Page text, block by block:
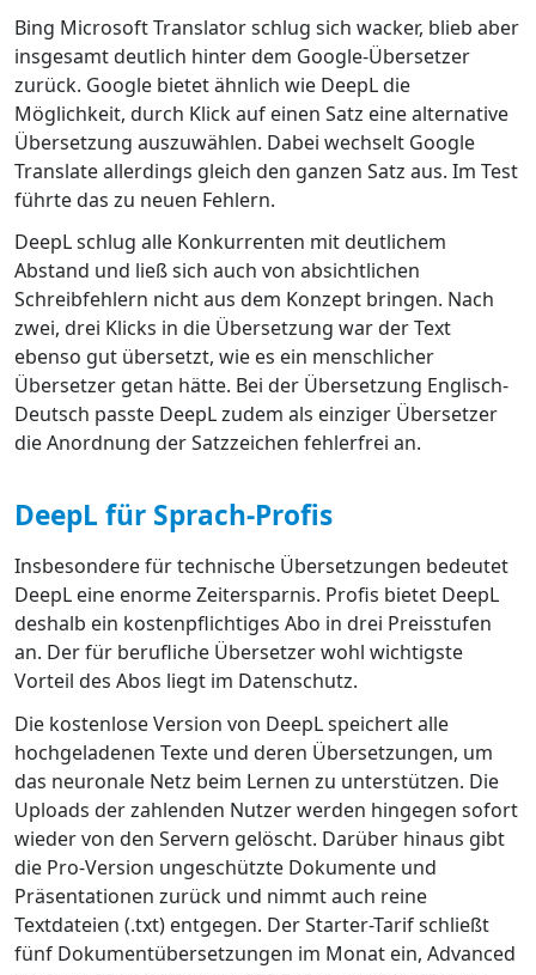
Bing Microsoft Translator schlug sich wacker, blieb aber
insgesamt deutlich hinter dem Google-Übersetzer
zurück. Google bietet ähnlich wie DeepL die
Möglichkeit, durch Klick auf einen Satz eine alternative
Übersetzung auszuwählen. Dabei wechselt Google
Translate allerdings gleich den ganzen Satz aus. Im Test
führte das zu neuen Fehlern.
DeepL schlug alle Konkurrenten mit deutlichem
Abstand und ließ sich auch von absichtlichen
Schreibfehlern nicht aus dem Konzept bringen. Nach
zwei, drei Klicks in die Übersetzung war der Text
ebenso gut übersetzt, wie es ein menschlicher
Übersetzer getan hätte. Bei der Übersetzung Englisch-
Deutsch passte DeepL zudem als einziger Übersetzer
die Anordnung der Satzzeichen fehlerfrei an.
DeepL für Sprach-Profis
Insbesondere für technische Übersetzungen bedeutet
DeepL eine enorme Zeitersparnis. Profis bietet DeepL
deshalb ein kostenpflichtiges Abo in drei Preisstufen
an. Der für berufliche Übersetzer wohl wichtigste
Vorteil des Abos liegt im Datenschutz.
Die kostenlose Version von DeepL speichert alle
hochgeladenen Texte und deren Übersetzungen, um
das neuronale Netz beim Lernen zu unterstützen. Die
Uploads der zahlenden Nutzer werden hingegen sofort
wieder von den Servern gelöscht. Darüber hinaus gibt
die Pro-Version ungeschützte Dokumente und
Präsentationen zurück und nimmt auch reine
Textdateien (.txt) entgegen. Der Starter-Tarif schließt
fünf Dokumentübersetzungen im Monat ein, Advanced